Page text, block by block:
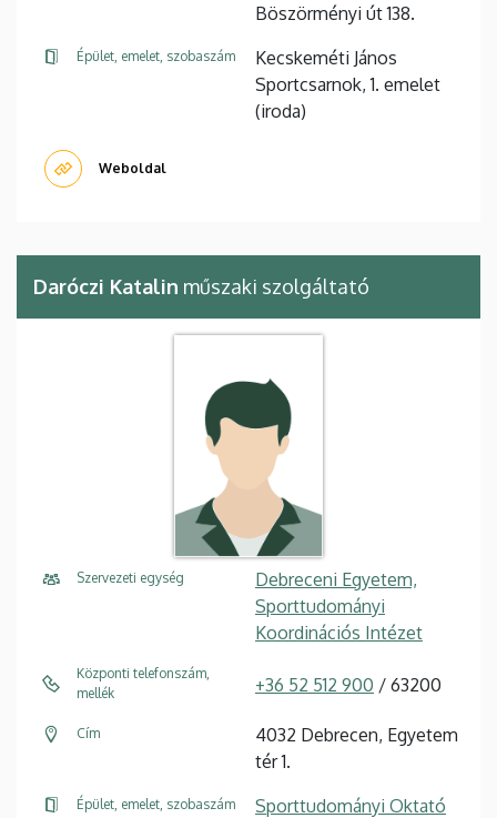
Böszörményi út 138.
Épület, emelet, szobaszám
Kecskeméti János
Sportcsarnok, 1. emelet
(iroda)
Weboldal
Daróczi Katalin műszaki szolgáltató
Szervezeti egység
Debreceni Egyetem,
Sporttudományi
Koordinációs Intézet
Központi telefonszám,
mellék
+36 52 512 900 / 63200
Cím
4032 Debrecen, Egyetem
tér 1.
Épület, emelet, szobaszám
Sporttudományi Oktató